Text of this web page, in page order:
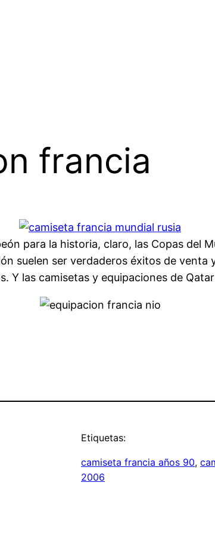
francia
para la historia, claro, las Copas del
suelen ser verdaderos éxitos de
Y las camisetas y equipaciones de
Etiquetas:
camiseta francia años 90,
2006